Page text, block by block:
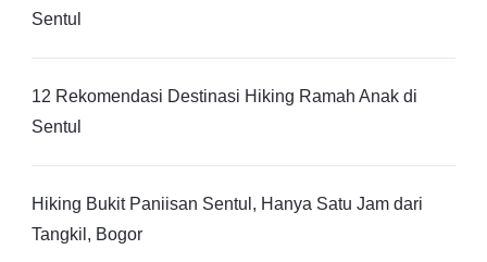
Sentul
12 Rekomendasi Destinasi Hiking Ramah Anak di
Sentul
Hiking Bukit Paniisan Sentul, Hanya Satu Jam dari
Tangkil, Bogor